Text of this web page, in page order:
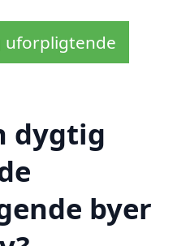
uforpligtende
dygtig
byer